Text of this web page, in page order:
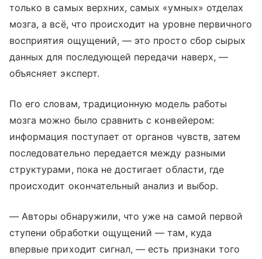
только в самых верхних, самых «умных» отделах
мозга, а всё, что происходит на уровне первичного
восприятия ощущений, — это просто сбор сырых
данных для последующей передачи наверх, —
объясняет эксперт.
По его словам, традиционную модель работы
мозга можно было сравнить с конвейером:
информация поступает от органов чувств, затем
последовательно передается между разными
структурами, пока не достигает области, где
происходит окончательный анализ и выбор.
— Авторы обнаружили, что уже на самой первой
ступени обработки ощущений — там, куда
впервые приходит сигнал, — есть признаки того